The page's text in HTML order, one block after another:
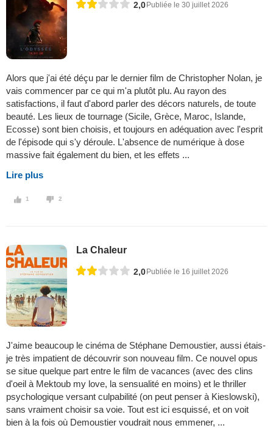
2,0 Publiée le 30 juillet 2026
Alors que j'ai été déçu par le dernier film de Christopher Nolan, je
vais commencer par ce qui m'a plutôt plu. Au rayon des
satisfactions, il faut d'abord parler des décors naturels, de toute
beauté. Les lieux de tournage (Sicile, Grèce, Maroc, Islande,
Ecosse) sont bien choisis, et toujours en adéquation avec l'esprit
de l'épisode qui s'y déroule. L'absence de numérique à dose
massive fait également du bien, et les effets ...
Lire plus
1 2
La Chaleur
2,0 Publiée le 16 juillet 2026
J'aime beaucoup le cinéma de Stéphane Demoustier, aussi étais-
je très impatient de découvrir son nouveau film. Ce nouvel opus
se situe quelque part entre le film de vacances (avec des clins
d'oeil à Mektoub my love, la sensualité en moins) et le thriller
psychologique versant culpabilité (on peut penser à Kieslowski),
sans vraiment choisir sa voie. Tout est ici esquissé, et on voit
bien à la fois où Demoustier voudrait nous emmener, ...